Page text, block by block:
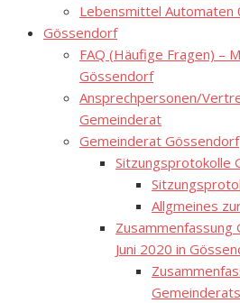
Lebensmittel Automaten
Gössendorf
FAQ (Häufige Fragen) –
Gössendorf
Ansprechpersonen/
Gemeinderat
Gemeinderat Gössendorf
Sitzungsprotokolle
Allgmeines
Juni 2020 in